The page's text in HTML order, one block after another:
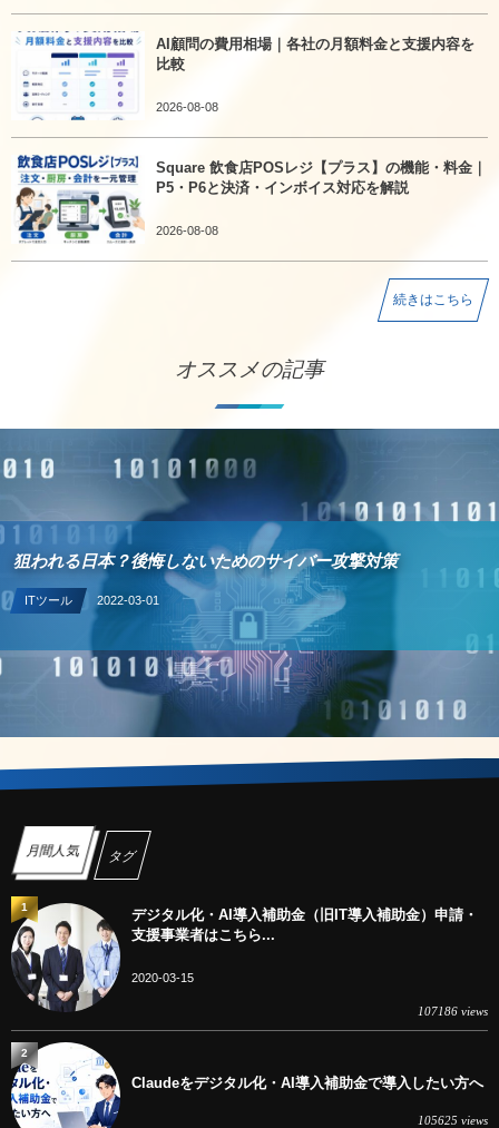
AI顧問の費用相場｜各社の月額料金と支援内容を
比較
2026-08-08
Square 飲食店POSレジ【プラス】の機能・料金｜
P5・P6と決済・インボイス対応を解説
2026-08-08
続きはこちら
オススメの記事
狙われる日本？後悔しないためのサイバー攻撃対策
ITツール 2022-03-01
月間人気 タグ
デジタル化・AI導入補助金（旧IT導入補助金）申請・
支援事業者はこちら...
2020-03-15
107186 views
1
Claudeをデジタル化・AI導入補助金で導入したい方へ
105625 views
2